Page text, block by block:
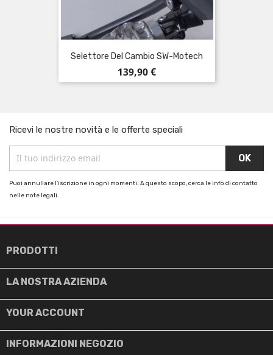
Selettore Del Cambio SW-Motech
Prezzo
139,90 €
Ricevi le nostre novità e le offerte speciali
Puoi annullare l'iscrizione in ogni momenti. A questo scopo, cerca le info di contatto
nelle note legali.
PRODOTTI
LA NOSTRA AZIENDA
YOUR ACCOUNT
INFORMAZIONI NEGOZIO